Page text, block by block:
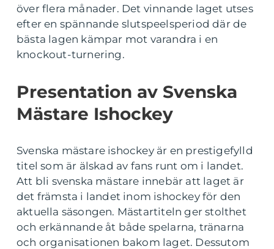
över flera månader. Det vinnande laget utses
efter en spännande slutspeelsperiod där de
bästa lagen kämpar mot varandra i en
knockout-turnering.
Presentation av Svenska
Mästare Ishockey
Svenska mästare ishockey är en prestigefylld
titel som är älskad av fans runt om i landet.
Att bli svenska mästare innebär att laget är
det främsta i landet inom ishockey för den
aktuella säsongen. Mästartiteln ger stolthet
och erkännande åt både spelarna, tränarna
och organisationen bakom laget. Dessutom